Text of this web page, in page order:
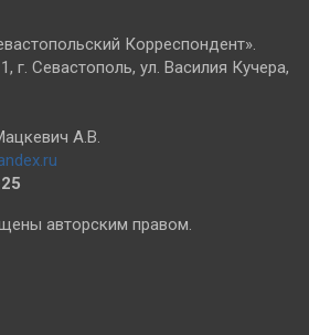
Корреспондент».
г. Севастополь, ул. Василия Кучера,
А.В.
авторским правом.